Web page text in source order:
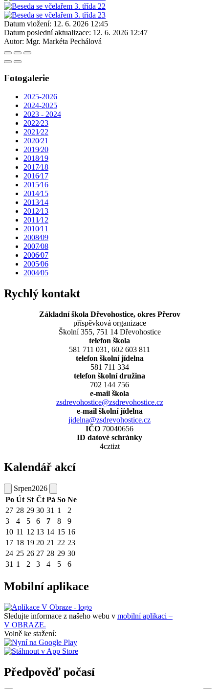
Datum vložení: 12. 6. 2026 12:45
Datum poslední aktualizace: 12. 6. 2026 12:47
Autor: Mgr. Markéta Pechálová
Fotogalerie
2025-2026
2024-2025
2023 - 2024
2022⁄23
2021⁄22
2020⁄21
2019⁄20
2018⁄19
2017⁄18
2016⁄17
2015⁄16
2014⁄15
2013⁄14
2012⁄13
2011⁄12
2010⁄11
2008⁄09
2007⁄08
2006⁄07
2005⁄06
2004⁄05
Rychlý kontakt
Základní škola Dřevohostice, okres Přerov
příspěvková organizace
Školní 355, 751 14 Dřevohostice
telefon škola
581 711 031, 602 603 811
telefon školní jídelna
581 711 334
telefon školní družina
702 144 756
e-mail škola
zsdrevohostice@zsdrevohostice.cz
e-mail školní jídelna
jidelna@zsdrevohostice.cz
IČO 70040656
ID datové schránky
4cztizt
Kalendář akcí
Srpen2026
Po Út St Čt Pá So Ne
27 28 29 30 31 1
2
3
4 5 6 7 8
9
10 11 12 13 14 15 16
17 18 19 20 21 22 23
24 25 26 27 28 29 30
31 1 2 3 4 5 6
Mobilní aplikace
Sledujte informace z našeho webu v mobilní aplikaci –
V OBRAZE.
Volně ke stažení:
Předpověď počasí